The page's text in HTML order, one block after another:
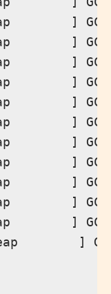
] GC(5)
] GC(7)
] GC(9)
]
]
]
]
]
]
]
]
]